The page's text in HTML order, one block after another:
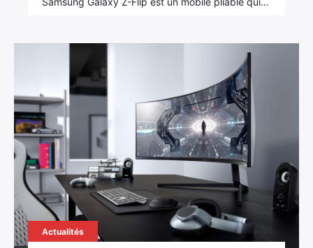
Actualités